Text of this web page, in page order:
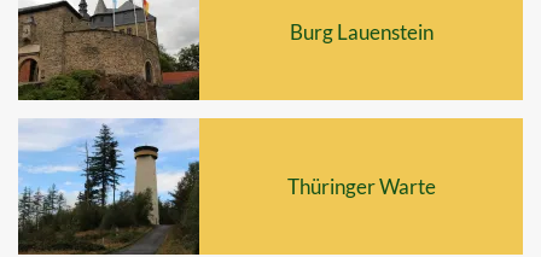
Burg Lauenstein
Thüringer Warte